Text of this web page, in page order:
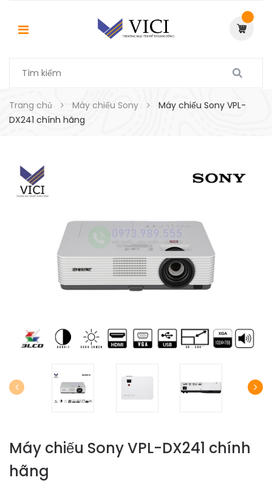
Trang chủ Máy chiếu Sony
Máy chiếu Sony VPL-
DX241 chính hãng
Máy chiếu Sony VPL-DX241 chính
hãng